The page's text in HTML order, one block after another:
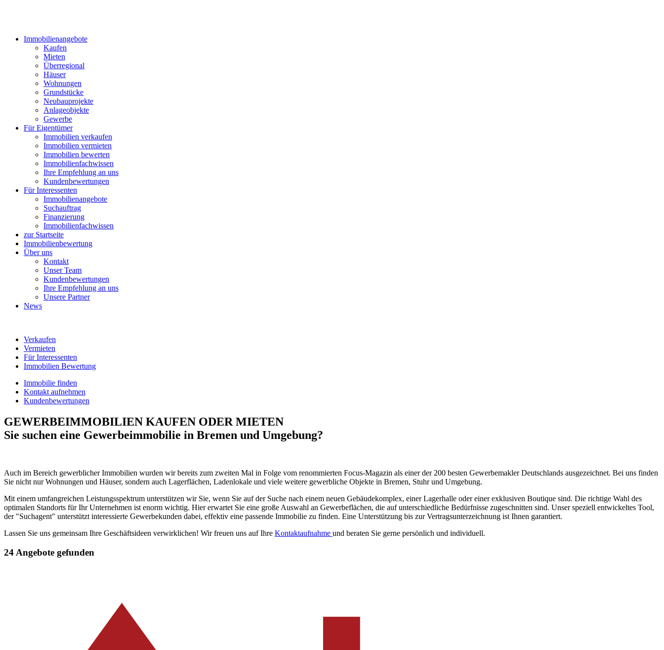
Immobilienangebote
Kaufen
Mieten
Überregional
Häuser
Wohnungen
Grundstücke
Neubauprojekte
Anlageobjekte
Gewerbe
Für Eigentümer
Immobilien verkaufen
Immobilien vermieten
Immobilien bewerten
Immobilienfachwissen
Ihre Empfehlung an uns
Kundenbewertungen
Für Interessenten
Immobilienangebote
Suchauftrag
Finanzierung
Immobilienfachwissen
zur Startseite
Immobilienbewertung
Über uns
Kontakt
Unser Team
Kundenbewertungen
Ihre Empfehlung an uns
Unsere Partner
News
Verkaufen
Vermieten
Für Interessenten
Immobilien Bewertung
Immobilie finden
Kontakt aufnehmen
Kundenbewertungen
GEWERBEIMMOBILIEN KAUFEN ODER MIETEN
Sie suchen eine Gewerbeimmobilie in Bremen und Umgebung?
Auch im Bereich gewerblicher Immobilien wurden wir bereits zum zweiten Mal in Folge vom renommierten Focus-Magazin als einer der 200 besten Gewerbemakler Deutschlands ausgezeichnet. Bei uns finden
Sie nicht nur Wohnungen und Häuser, sondern auch Lagerflächen, Ladenlokale und viele weitere gewerbliche Objekte in Bremen, Stuhr und Umgebung.
Mit einem umfangreichen Leistungsspektrum unterstützen wir Sie, wenn Sie auf der Suche nach einem neuen Gebäudekomplex, einer Lagerhalle oder einer exklusiven Boutique sind. Die richtige Wahl des
optimalen Standorts für Ihr Unternehmen ist enorm wichtig. Hier erwartet Sie eine große Auswahl an Gewerbeflächen, die auf unterschiedliche Bedürfnisse zugeschnitten sind. Unser speziell entwickeltes Tool,
der "Suchagent" unterstützt interessierte Gewerbekunden dabei, effektiv eine passende Immobilie zu finden. Eine Unterstützung bis zur Vertragsunterzeichnung ist Ihnen garantiert.
Lassen Sie uns gemeinsam Ihre Geschäftsideen verwirklichen! Wir freuen uns auf Ihre Kontaktaufnahme und beraten Sie gerne persönlich und individuell.
24 Angebote gefunden